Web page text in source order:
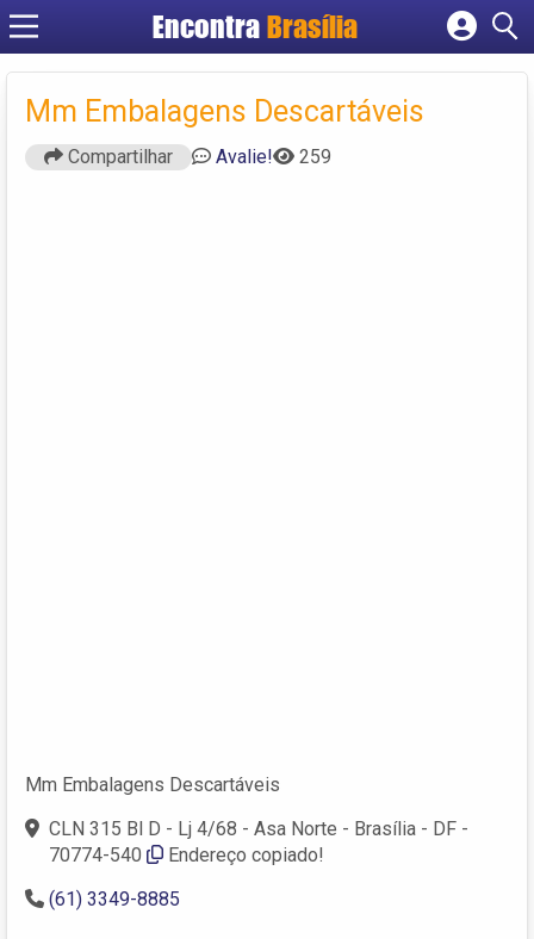
EncontraBrasília
Cadastrar empresa
Criar conta
Mm Embalagens Descartáveis
Compartilhar Avalie! 259
Mm Embalagens Descartáveis
CLN 315 Bl D - Lj 4/68 - Asa Norte - Brasília - DF -
70774-540
Endereço copiado!
(61) 3349-8885